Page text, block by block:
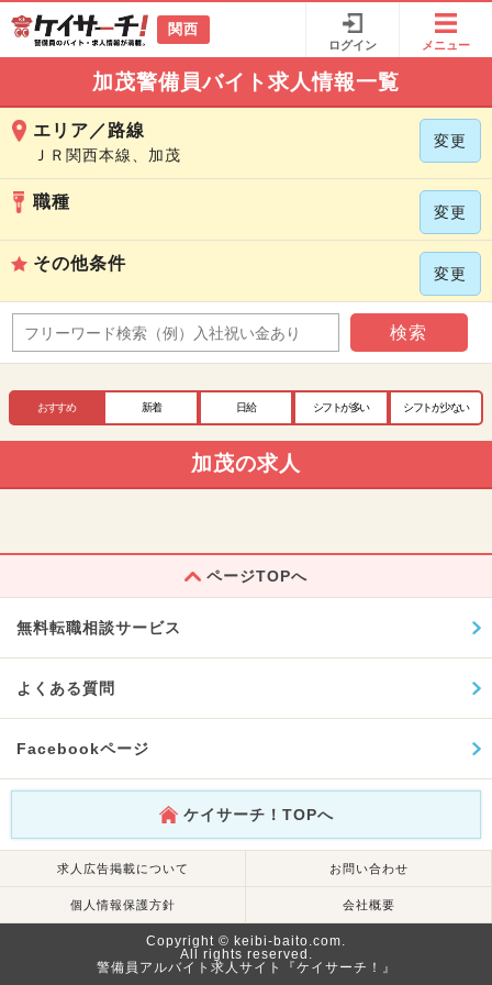
関西
ログイン メニュー
加茂警備員バイト求人情報一覧
エリア／路線
ＪＲ関西本線、加茂
変更
職種
変更
その他条件
変更
検索
おすすめ 新着 日給 シフトが多い シフトが少ない
加茂の求人
ページTOPへ
無料転職相談サービス
よくある質問
Facebookページ
ケイサーチ！TOPへ
求人広告掲載について お問い合わせ
個人情報保護方針 会社概要
Copyright © keibi-baito.com.
All rights reserved.
警備員アルバイト求人サイト『ケイサーチ！』